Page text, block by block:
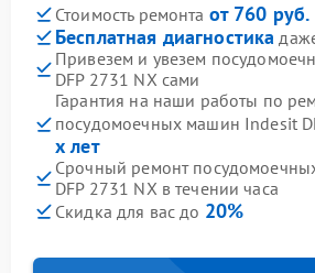
Стоимость ремонта от 760 руб.
Бесплатная диагностика
Привезем и увезем
DFP 2731 NX сами
Гарантия на наши работы по
посудомоечных машин Indesit
х лет
Срочный ремонт
DFP 2731 NX в течении часа
Скидка для вас до 20%